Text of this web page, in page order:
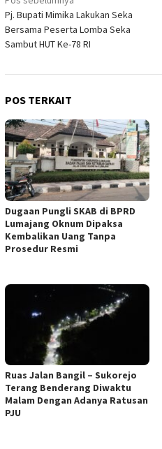
pos
Pj. Bupati Mimika Lakukan Seka
Bersama Peserta Lomba Seka
Sambut HUT Ke-78 RI
POS TERKAIT
Dugaan Pungli SKAB di BPRD
Lumajang Oknum Dipaksa
Kembalikan Uang Tanpa
Prosedur Resmi
Ruas Jalan Bangil – Sukorejo
Terang Benderang Diwaktu
Malam Dengan Adanya Ratusan
PJU